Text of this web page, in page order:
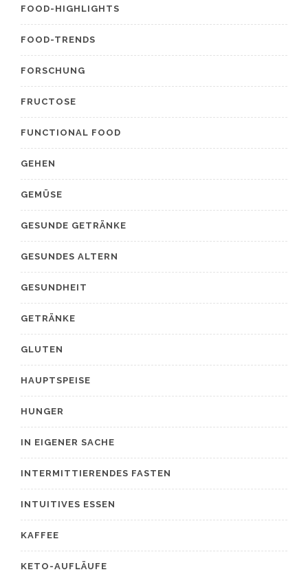
FOOD-HIGHLIGHTS
FOOD-TRENDS
FORSCHUNG
FRUCTOSE
FUNCTIONAL FOOD
GEHEN
GEMÜSE
GESUNDE GETRÄNKE
GESUNDES ALTERN
GESUNDHEIT
GETRÄNKE
GLUTEN
HAUPTSPEISE
HUNGER
IN EIGENER SACHE
INTERMITTIERENDES FASTEN
INTUITIVES ESSEN
KAFFEE
KETO-AUFLÄUFE